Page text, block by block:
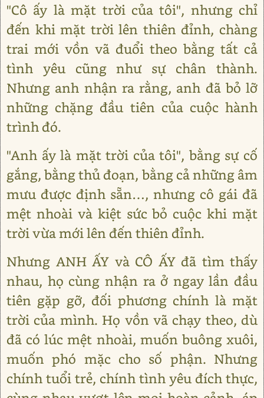
"Cô ấy là mặt trời của tôi", nhưng chỉ
đến khi mặt trời lên thiên đỉnh, chàng
trai mới vồn vã đuổi theo bằng tất cả
tình yêu cũng như sự chân thành.
Nhưng anh nhận ra rằng, anh đã bỏ lỡ
những chặng đầu tiên của cuộc hành
trình đó.
"Anh ấy là mặt trời của tôi", bằng sự cố
gắng, bằng thủ đoạn, bằng cả những âm
mưu được định sẵn…, nhưng cô gái đã
mệt nhoài và kiệt sức bỏ cuộc khi mặt
trời vừa mới lên đến thiên đỉnh.
Nhưng ANH ẤY và CÔ ẤY đã tìm thấy
nhau, họ cùng nhận ra ở ngay lần đầu
tiên gặp gỡ, đối phương chính là mặt
trời của mình. Họ vồn vã chạy theo, dù
đã có lúc mệt nhoài, muốn buông xuôi,
muốn phó mặc cho số phận. Nhưng
chính tuổi trẻ, chính tình yêu đích thực,